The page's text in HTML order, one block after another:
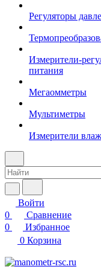
Регуляторы
Измерители-
питания
Мегаомметры
Мультиметры
Измерители
Войти
0
Сравнение
0
Избранное
0 Корзина